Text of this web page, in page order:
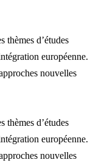
d’études
européenne.
nouvelles
d’études
européenne.
nouvelles